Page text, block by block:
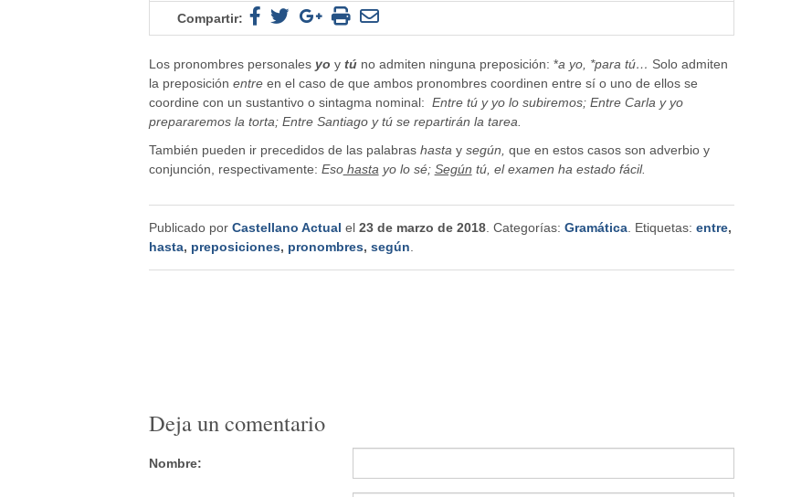
Compartir:
Los pronombres personales yo y túno admiten ninguna preposición: *a yo, *para tú… Solo admiten
la preposición entreen el caso de que ambos pronombres coordinen entre sí o uno de ellos se
coordine con un sustantivo o sintagma nominal: Entre tú y yo lo subiremos; Entre Carla y yo
prepararemos la torta; Entre Santiago y tú se repartirán la tarea.
También pueden ir precedidos de las palabras hasta y según, que en estos casos son adverbio y
conjunción, respectivamente: Esohasta yo lo sé; Según tú, el examen ha estado fácil.
Publicado por Castellano Actual el 23 de marzo de 2018. Categorías: Gramática. Etiquetas: entre,
hasta, preposiciones, pronombres, según
Deja un comentario
Nombre: